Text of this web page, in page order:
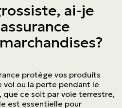
ou inoccupée
dirigeants
générale
(COPA)
ai-je
protège vos produits
vol ou la perte pendant le
ce soit par voie terrestre,
est essentielle pour